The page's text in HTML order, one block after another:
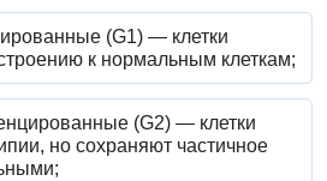
(G1) — клетки
к нормальным клеткам;
(G2) — клетки
но сохраняют частичное